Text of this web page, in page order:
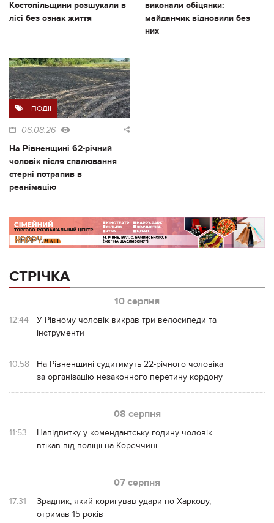
Костопільщини розшукали в
лісі без ознак життя
виконали обіцянки:
майданчик відновили без
них
ПОДІЇ
06.08.26
На Рівненщині 62-річний
чоловік після спалювання
стерні потрапив в
реанімацію
СТРІЧКА
10 серпня
12:44
У Рівному чоловік викрав три велосипеди та
інструменти
10:58
На Рівненщині судитимуть 22-річного чоловіка
за організацію незаконного перетину кордону
08 серпня
11:53
Напідпитку у комендантську годину чоловік
втікав від поліції на Кореччині
07 серпня
17:31
Зрадник, який коригував удари по Харкову,
отримав 15 років